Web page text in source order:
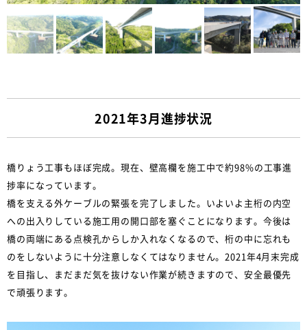
2021年3月進捗状況
橋りょう工事もほぼ完成。現在、壁高欄を施工中で約98%の工事進
捗率になっています。
橋を支える外ケーブルの緊張を完了しました。いよいよ主桁の内空
への出入りしている施工用の開口部を塞ぐことになります。今後は
橋の両端にある点検孔からしか入れなくなるので、桁の中に忘れも
のをしないように十分注意しなくてはなりません。2021年4月末完成
を目指し、まだまだ気を抜けない作業が続きますので、安全最優先
で頑張ります。